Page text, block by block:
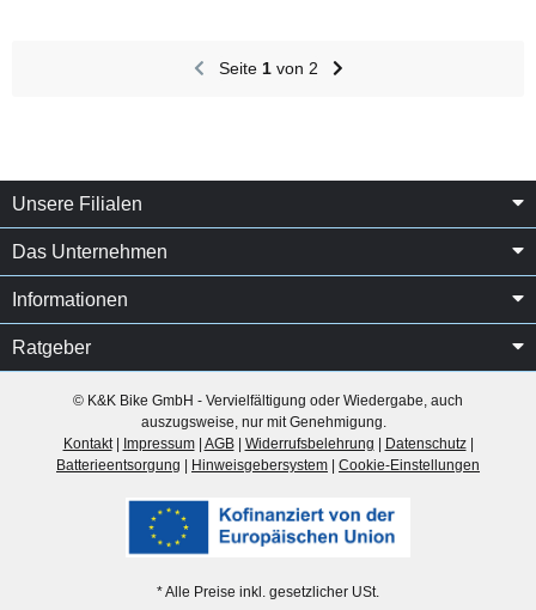
Seite 1von 2
Unsere Filialen
Das Unternehmen
Informationen
Ratgeber
© K&K Bike GmbH - Vervielfältigung oder Wiedergabe, auch
auszugsweise, nur mit Genehmigung.
Kontakt| Impressum| AGB| Widerrufsbelehrung | Datenschutz|
Batterieentsorgung | Hinweisgebersystem | Cookie-Einstellungen
* Alle Preise inkl. gesetzlicher USt.